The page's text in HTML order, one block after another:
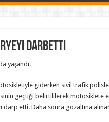
darbetti
yaşandı.
giderken sivil trafik
geçtiği belirtililerek motosiklete
darp etti. Daha sonra gözaltına